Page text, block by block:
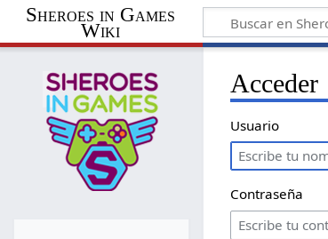
Sheroes in Games
Wiki
Acceder
Usuario
Contraseña